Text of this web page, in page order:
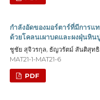
กำลังอัดของมอร์ตาร์ที่มีการ
ด้วยโคลนเผาบดและผงฝุ่นหิน
ชูชัย สุจิวรกุล, ธัญวรัตม์ สันติสุท
MAT21-1-MAT21-6
PDF